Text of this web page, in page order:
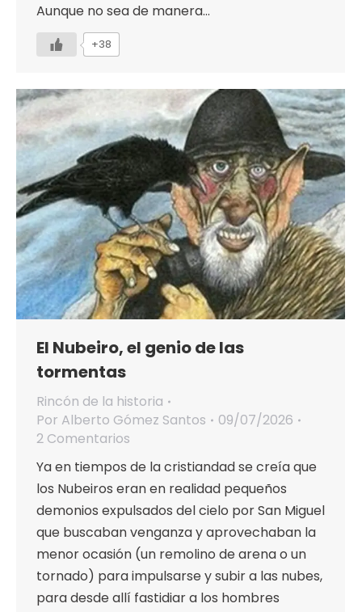
Aunque no sea de manera…
+38
El Nubeiro, el genio de las
tormentas
Rincón de la historia
Por Alberto Gómez Santos
09/07/2026
2 Comentarios
Ya en tiempos de la cristiandad se creía que
los Nubeiros eran en realidad pequeños
demonios expulsados del cielo por San Miguel
que buscaban venganza y aprovechaban la
menor ocasión (un remolino de arena o un
tornado) para impulsarse y subir a las nubes,
para desde allí fastidiar a los hombres